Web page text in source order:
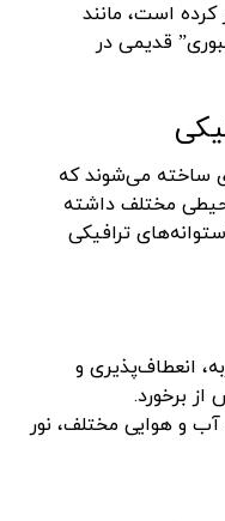
است، مانند
قدیمی در
ساخته می‌شوند که
مختلف داشته
ترافیکی
انعطاف‌پذیری و
برخورد.
آب و هوایی مختلف، نور